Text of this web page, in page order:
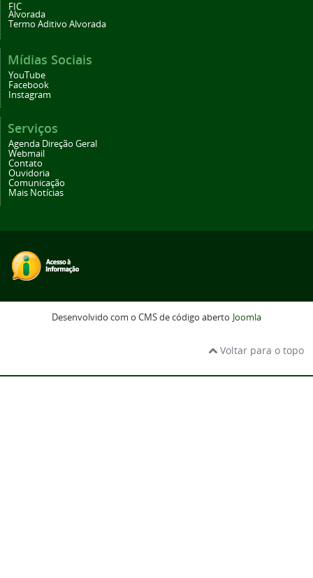
FIC
Alvorada
Termo Aditivo Alvorada
Mídias Sociais
YouTube
Facebook
Instagram
Serviços
Agenda Direção Geral
Webmail
Contato
Ouvidoria
Comunicação
Mais Notícias
Desenvolvido com o CMS de código aberto Joomla
Voltar para o topo